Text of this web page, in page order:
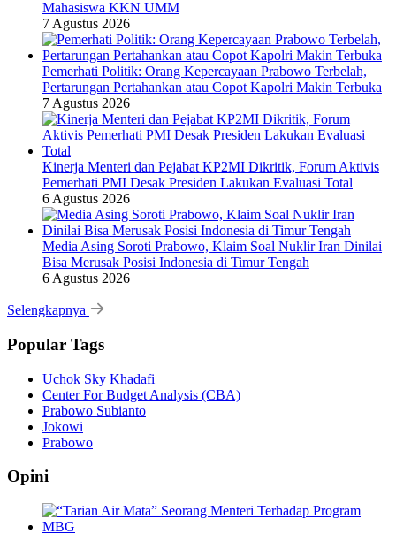
Mahasiswa KKN UMM
7 Agustus 2026
Pemerhati Politik: Orang Kepercayaan Prabowo Terbelah,
Pertarungan Pertahankan atau Copot Kapolri Makin Terbuka
7 Agustus 2026
Kinerja Menteri dan Pejabat KP2MI Dikritik, Forum Aktivis
Pemerhati PMI Desak Presiden Lakukan Evaluasi Total
6 Agustus 2026
Media Asing Soroti Prabowo, Klaim Soal Nuklir Iran Dinilai
Bisa Merusak Posisi Indonesia di Timur Tengah
6 Agustus 2026
Selengkapnya
Popular Tags
Uchok Sky Khadafi
Center For Budget Analysis (CBA)
Prabowo Subianto
Jokowi
Prabowo
Opini